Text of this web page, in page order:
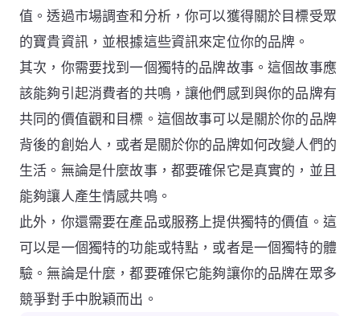
值。透過市場調查和分析，你可以獲得關於目標受眾
的寶貴資訊，並根據這些資訊來定位你的品牌。
其次，你需要找到一個獨特的品牌故事。這個故事應
該能夠引起消費者的共鳴，讓他們感到與你的品牌有
共同的價值觀和目標。這個故事可以是關於你的品牌
背後的創始人，或者是關於你的品牌如何改變人們的
生活。無論是什麼故事，都要確保它是真實的，並且
能夠讓人產生情感共鳴。
此外，你還需要在產品或服務上提供獨特的價值。這
可以是一個獨特的功能或特點，或者是一個獨特的體
驗。無論是什麼，都要確保它能夠讓你的品牌在眾多
競爭對手中脫穎而出。